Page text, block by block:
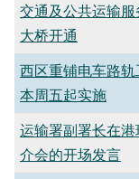
交通及公共运输
大桥开通
西区重铺电车路
本周五起实施
运输署副署长在
介会的开场发言